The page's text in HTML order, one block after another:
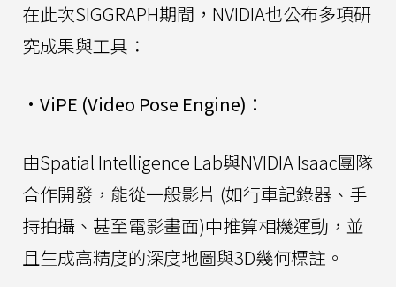
在此次SIGGRAPH期間，NVIDIA也公布多項研
究成果與工具：
• ViPE (Video Pose Engine)：
由Spatial Intelligence Lab與NVIDIA Isaac團隊
合作開發，能從一般影片 (如行車記錄器、手
持拍攝、甚至電影畫面)中推算相機運動，並
且生成高精度的深度地圖與3D幾何標註。